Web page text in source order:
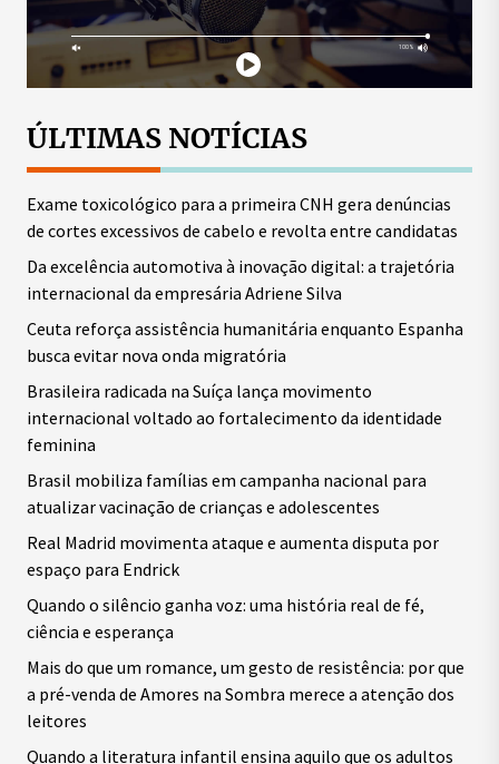
ÚLTIMAS NOTÍCIAS
Exame toxicológico para a primeira CNH gera denúncias
de cortes excessivos de cabelo e revolta entre candidatas
Da excelência automotiva à inovação digital: a trajetória
internacional da empresária Adriene Silva
Ceuta reforça assistência humanitária enquanto Espanha
busca evitar nova onda migratória
Brasileira radicada na Suíça lança movimento
internacional voltado ao fortalecimento da identidade
feminina
Brasil mobiliza famílias em campanha nacional para
atualizar vacinação de crianças e adolescentes
Real Madrid movimenta ataque e aumenta disputa por
espaço para Endrick
Quando o silêncio ganha voz: uma história real de fé,
ciência e esperança
Mais do que um romance, um gesto de resistência: por que
a pré-venda de Amores na Sombra merece a atenção dos
leitores
Quando a literatura infantil ensina aquilo que os adultos